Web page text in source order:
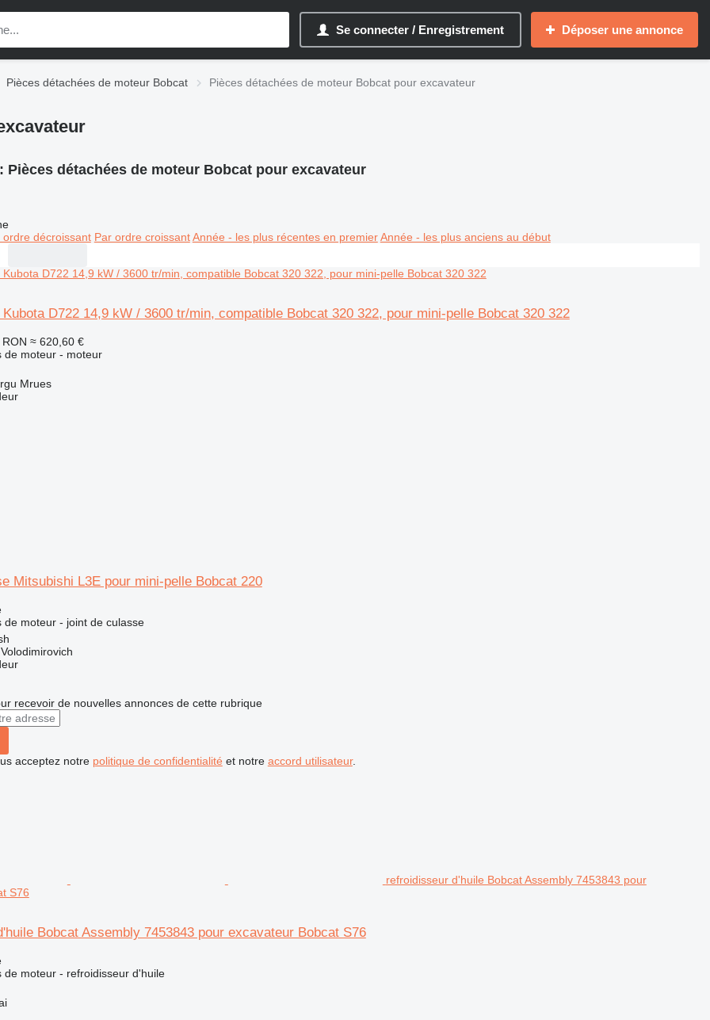
Se connecter / Enregistrement Déposer une annonce
Pièces détachées de moteur Bobcat Pièces détachées de moteur Bobcat pour excavateur
Pièces détachées de moteur Bobcat pour excavateur
ordre décroissant Par ordre croissant Année - les plus récentes en premier Année - les plus anciens au début
D722 14,9 kW / 3600 tr/min, compatible Bobcat 320 322, pour mini-pelle Bobcat 320 322
≈ 620,60 €
de moteur - moteur
Mrues
Mitsubishi L3E pour mini-pelle Bobcat 220
de moteur - joint de culasse
recevoir de nouvelles annonces de cette rubrique
acceptez notre politique de confidentialité et notre accord utilisateur.
refroidisseur d'huile Bobcat Assembly 7453843 pour
S76
Bobcat Assembly 7453843 pour excavateur Bobcat S76
de moteur - refroidisseur d'huile